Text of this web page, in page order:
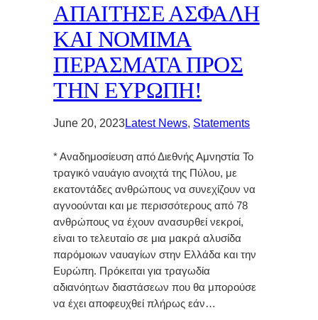
ΑΠΑΙΤΗΣΕ ΑΣΦΑΛΗ
ΚΑΙ ΝΟΜΙΜΑ
ΠΕΡΑΣΜΑΤΑ ΠΡΟΣ
ΤΗΝ ΕΥΡΩΠΗ!
June 20, 2023Latest News, Statements
* Αναδημοσίευση από Διεθνής Αμνηστία Το
τραγικό ναυάγιο ανοιχτά της Πύλου, με
εκατοντάδες ανθρώπους να συνεχίζουν να
αγνοούνται και με περισσότερους από 78
ανθρώπους να έχουν ανασυρθεί νεκροί,
είναι το τελευταίο σε μια μακρά αλυσίδα
παρόμοιων ναυαγίων στην Ελλάδα και την
Ευρώπη. Πρόκειται για τραγωδία
αδιανόητων διαστάσεων που θα μπορούσε
να έχει αποφευχθεί πλήρως εάν…